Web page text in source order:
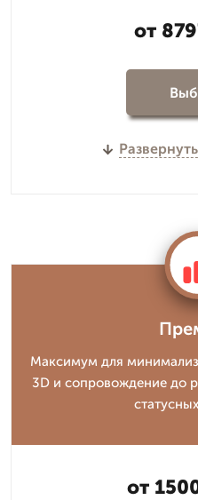
от
Максимум для
3D и сопровождение до
от